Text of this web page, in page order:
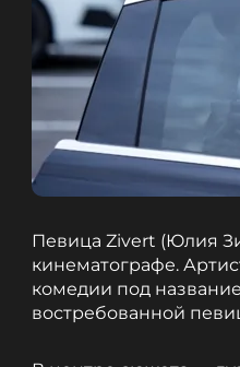
Певица Zivert (Юлия
кинематографе.
комедии под
востребованной